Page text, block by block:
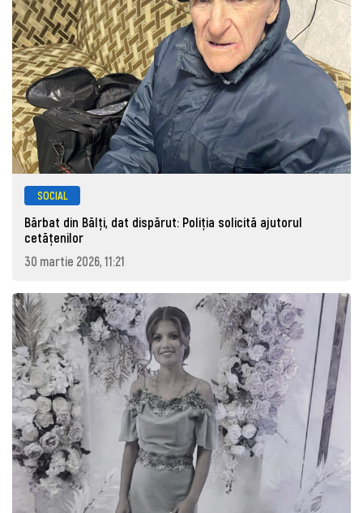
SOCIAL
Bărbat din Bălți, dat dispărut: Poliţia solicită ajutorul
cetăţenilor
30 martie 2026, 11:21